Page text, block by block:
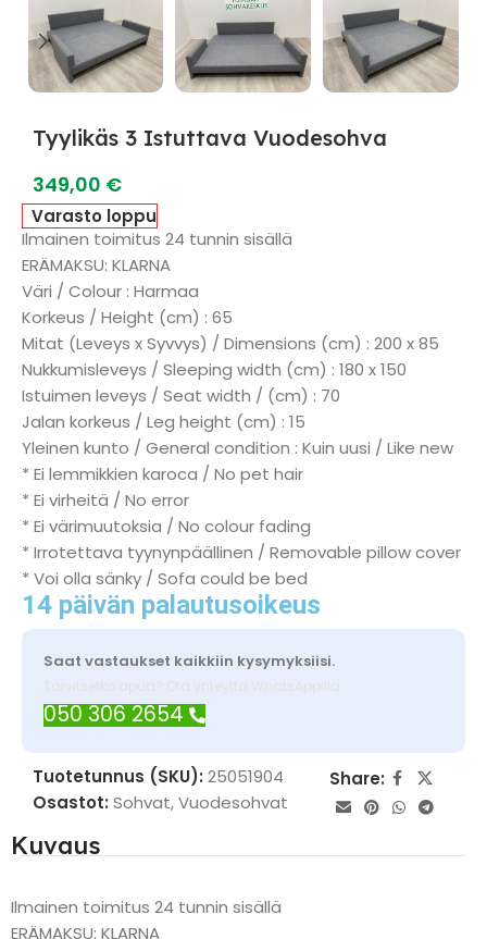
Tyylikäs 3 Istuttava Vuodesohva
349,00 €
Varasto loppu
Ilmainen toimitus 24 tunnin sisällä
ERÄMAKSU: KLARNA
Väri / Colour : Harmaa
Korkeus / Height (cm) : 65
Mitat (Leveys x Syvvys) / Dimensions (cm) : 200 x 85
Nukkumisleveys / Sleeping width (cm) : 180 x 150
Istuimen leveys / Seat width / (cm) : 70
Jalan korkeus / Leg height (cm) : 15
Yleinen kunto / General condition : Kuin uusi / Like new
* Ei lemmikkien karoca / No pet hair
* Ei virheitä / No error
* Ei värimuutoksia / No colour fading
* Irrotettava tyynynpäällinen / Removable pillow cover
* Voi olla sänky / Sofa could be bed
14 päivän palautusoikeus
Saat vastaukset kaikkiin kysymyksiisi.
Tarvitsetko apua? Ota yhteyttä WhatsAppilla
050 306 2654
Tuotetunnus (SKU): 25051904
Osastot: Sohvat,Vuodesohvat
Share:
Kuvaus
Ilmainen toimitus 24 tunnin sisällä
ERÄMAKSU: KLARNA